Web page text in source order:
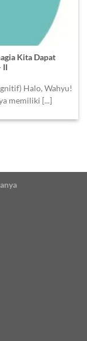
Kita Dapat
II
Halo, Wahyu!
memiliki [...]